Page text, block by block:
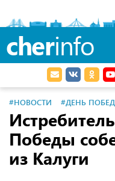
cherinfo
#НОВОСТИ #ДЕНЬ
Победы
из Калуги